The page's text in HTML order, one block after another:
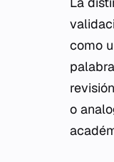
como
o